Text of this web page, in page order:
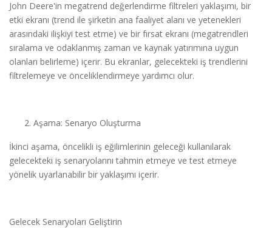
John Deere'in megatrend değerlendirme filtreleri yaklaşımı, bir
etki ekranı (trend ile şirketin ana faaliyet alanı ve yetenekleri
arasındaki ilişkiyi test etme) ve bir fırsat ekranı (megatrendleri
sıralama ve odaklanmış zaman ve kaynak yatırımına uygun
olanları belirleme) içerir. Bu ekranlar, gelecekteki iş trendlerini
filtrelemeye ve önceliklendirmeye yardımcı olur.
Aşama: Senaryo Oluşturma
İkinci aşama, öncelikli iş eğilimlerinin geleceği kullanılarak
gelecekteki iş senaryolarını tahmin etmeye ve test etmeye
yönelik uyarlanabilir bir yaklaşımı içerir.
Gelecek Senaryoları Geliştirin